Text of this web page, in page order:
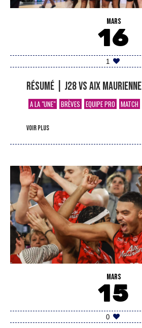
MARS
16
1
Résumé | J28 vs Aix Maurienne
A LA "UNE" BRÈVES EQUIPE PRO MATCH
voir plus
MARS
15
0